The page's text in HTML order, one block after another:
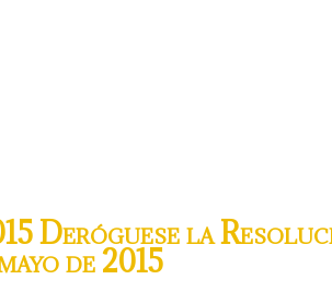
Deróguese la
de 2015